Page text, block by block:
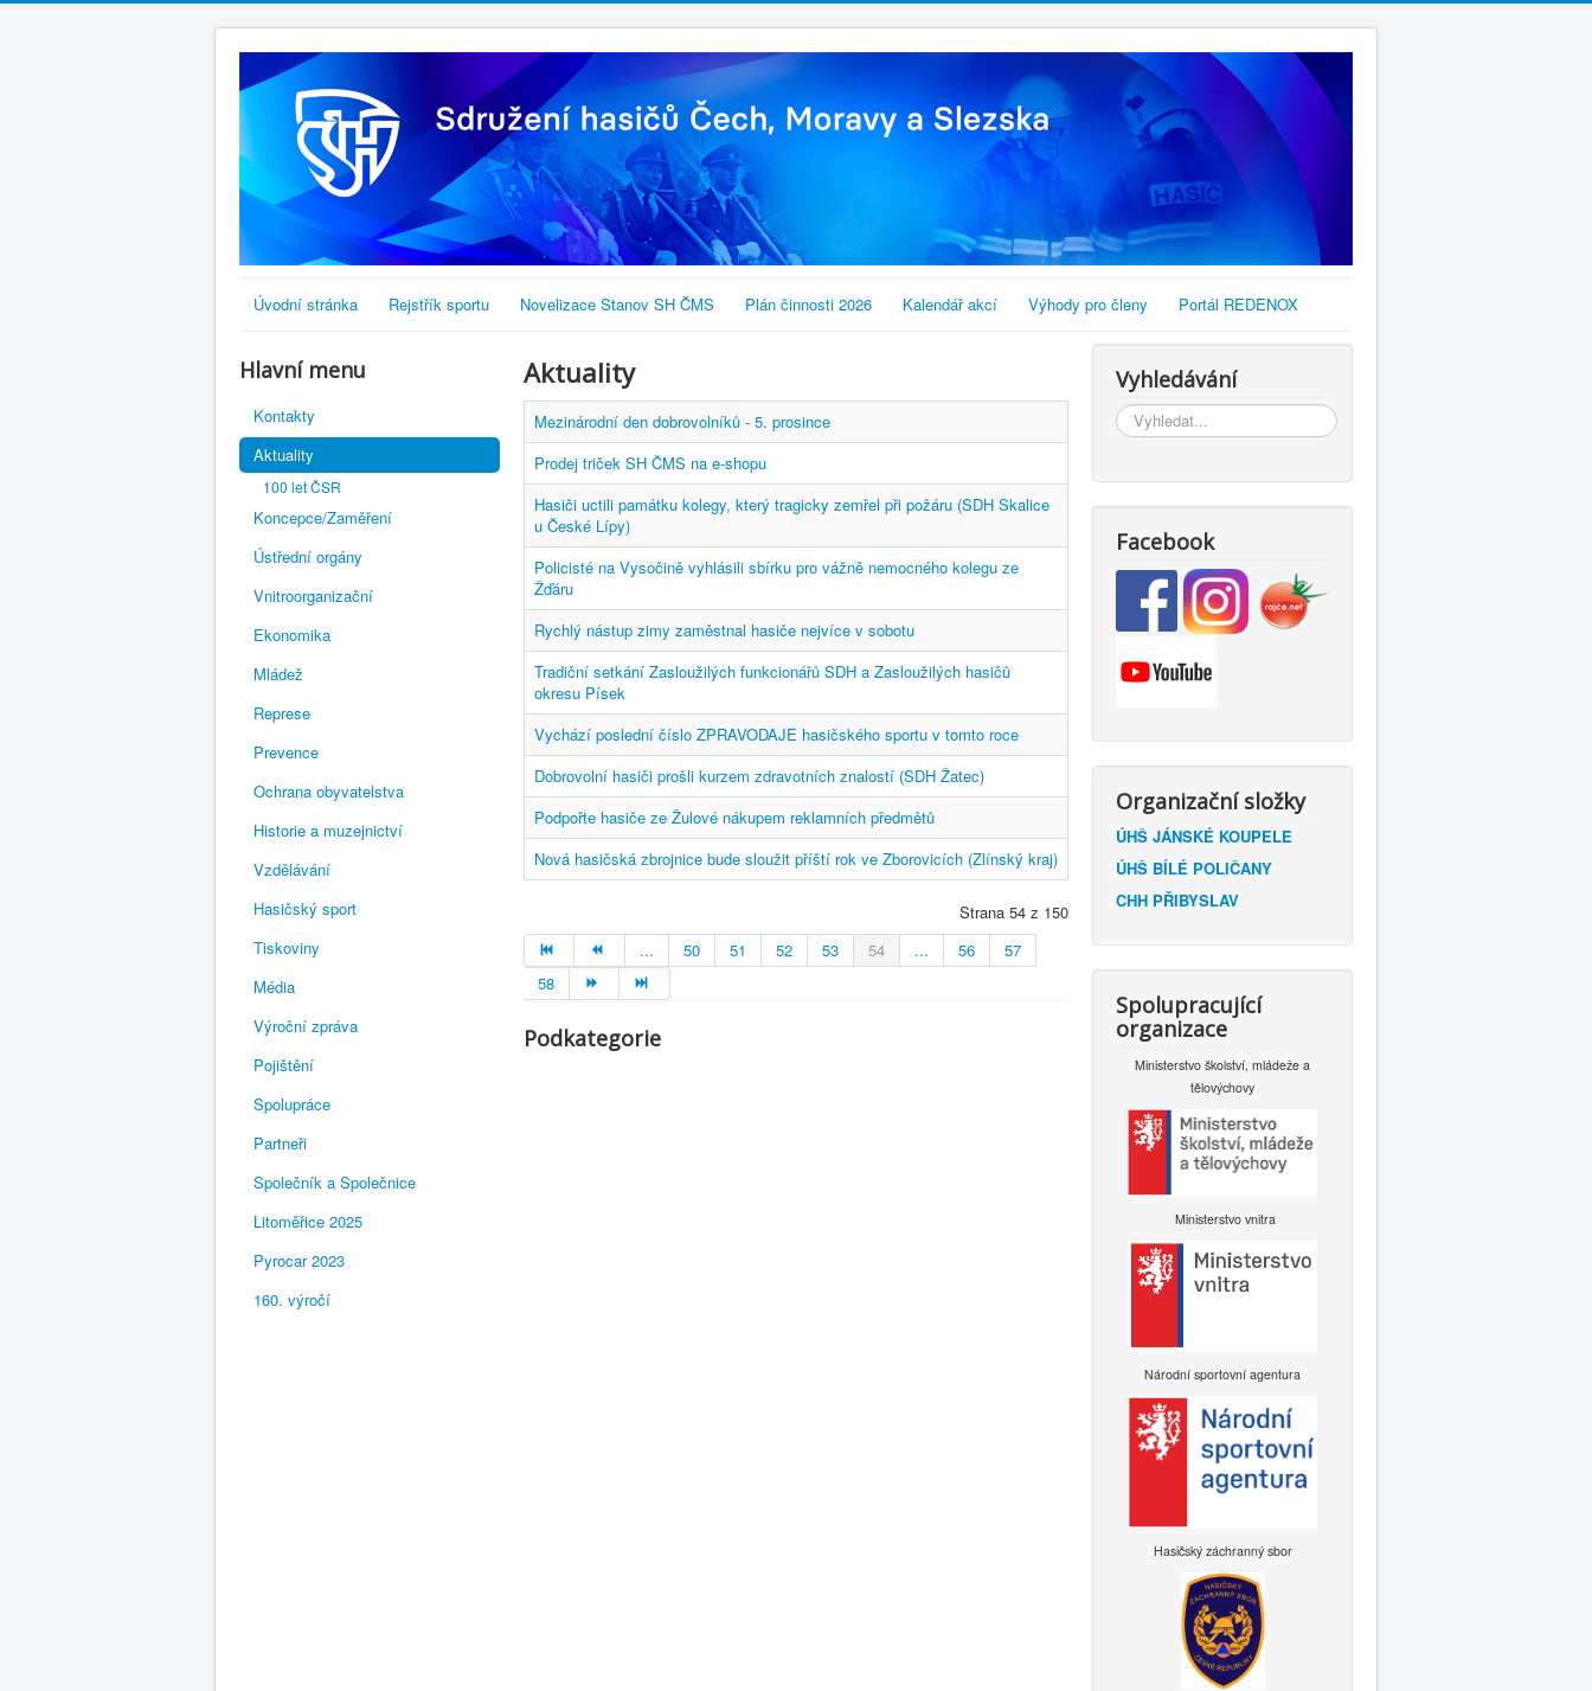
Úvodní stránka Rejstřík sportu Novelizace Stanov SH ČMS Plán činnosti 2026 Kalendář akcí Výhody pro členy Portál REDENOX
Hlavní menu
Kontakty
Aktuality
100 let ČSR
Koncepce/Zaměření
Ústřední orgány
Vnitroorganizační
Ekonomika
Mládež
Represe
Prevence
Ochrana obyvatelstva
Historie a muzejnictví
Vzdělávání
Hasičský sport
Tiskoviny
Média
Výroční zpráva
Pojištění
Spolupráce
Partneři
Společník a Společnice
Litoměřice 2025
Pyrocar 2023
160. výročí
Aktuality
Mezinárodní den dobrovolníků - 5. prosince
Prodej triček SH ČMS na e-shopu
Hasiči uctili památku kolegy, který tragicky zemřel při požáru (SDH Skalice
u České Lípy)
Policisté na Vysočině vyhlásili sbírku pro vážně nemocného kolegu ze
Žďáru
Rychlý nástup zimy zaměstnal hasiče nejvíce v sobotu
Tradiční setkání Zasloužilých funkcionářů SDH a Zasloužilých hasičů
okresu Písek
Vychází poslední číslo ZPRAVODAJE hasičského sportu v tomto roce
Dobrovolní hasiči prošli kurzem zdravotních znalostí (SDH Žatec)
Podpořte hasiče ze Žulové nákupem reklamních předmětů
Nová hasičská zbrojnice bude sloužit příští rok ve Zborovicích (Zlínský kraj)
Strana 54 z 150
...
50 51 52 53 54 ... 56
57
58
Podkategorie
Vyhledávání
Vyhledávání...
Facebook
Organizační složky
ÚHŠ JÁNSKÉ KOUPELE
ÚHŠ BÍLÉ POLIČANY
CHH PŘIBYSLAV
Spolupracující
organizace
Ministerstvo školství, mládeže a
tělovýchovy
Ministerstvo vnitra
Národní sportovní agentura
Hasičský záchranný sbor